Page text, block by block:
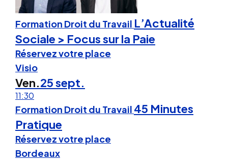
Formation Droit du Travail L’Actualité
Sociale > Focus sur la Paie
Réservez votre place
Visio
Ven.25 sept.
11:30
Formation Droit du Travail 45 Minutes
Pratique
Réservez votre place
Bordeaux